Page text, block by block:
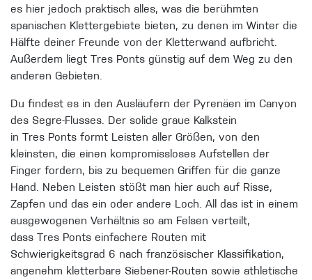
es hier jedoch praktisch alles, was die berühmten
spanischen Klettergebiete bieten, zu denen im Winter die
Hälfte deiner Freunde von der Kletterwand aufbricht.
Außerdem liegt Tres Ponts günstig auf dem Weg zu den
anderen Gebieten.
Du findest es in den Ausläufern der Pyrenäen im Canyon
des Segre-Flusses. Der solide graue Kalkstein
in Tres Ponts formt Leisten aller Größen, von den
kleinsten, die einen kompromissloses Aufstellen der
Finger fordern, bis zu bequemen Griffen für die ganze
Hand. Neben Leisten stößt man hier auch auf Risse,
Zapfen und das ein oder andere Loch. All das ist in einem
ausgewogenen Verhältnis so am Felsen verteilt,
dass Tres Ponts einfachere Routen mit
Schwierigkeitsgrad 6 nach französischer Klassifikation,
angenehm kletterbare Siebener-Routen sowie athletische